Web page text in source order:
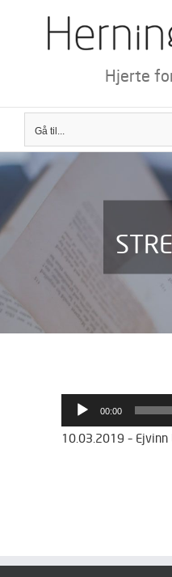
Hjerte
Gå til...
Lydafspiller
00:00
10.03.2019 – Ejvinn